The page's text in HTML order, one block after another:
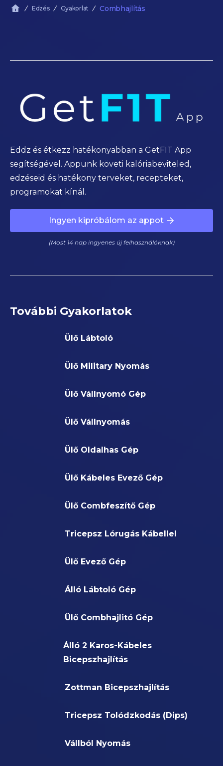
Eddz és étkezz hatékonyabban a GetFIT App
segítségével. Appunk követi kalóriabeviteled,
edzéseid és hatékony terveket, recepteket,
programokat kínál.
Ingyen kipróbálom az appot
(Most 14 nap ingyenes új felhasználóknak)
További Gyakorlatok
Ülő Lábtoló
Ülő Military Nyomás
Ülő Vállnyomó Gép
Ülő Vállnyomás
Ülő Oldalhas Gép
Ülő Kábeles Evező Gép
Ülő Combfeszítő Gép
Tricepsz Lórugás Kábellel
Ülő Evező Gép
Álló Lábtoló Gép
Ülő Combhajlitó Gép
Álló 2 Karos-Kábeles
Bicepszhajlítás
Zottman Bicepszhajlítás
Tricepsz Tolódzkodás (Dips)
Vállból Nyomás
Edzés Gyakorlat Combhajlítás